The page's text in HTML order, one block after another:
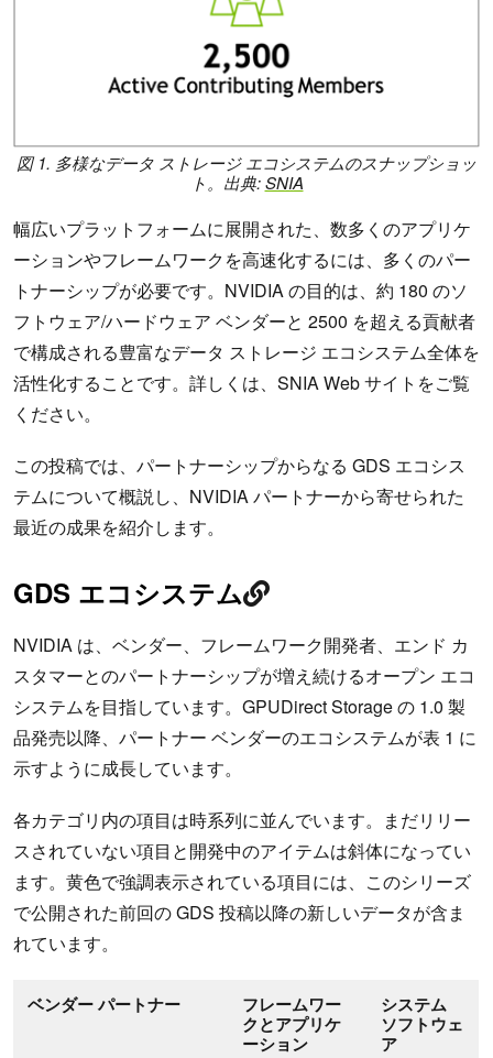
図 1. 多様なデータ ストレージ エコシステムのスナップショッ
ト。出典:SNIA
幅広いプラットフォームに展開された、数多くのアプリケ
ーションやフレームワークを高速化するには、多くのパー
トナーシップが必要です。NVIDIA の目的は、約 180 のソ
フトウェア/ハードウェア ベンダーと 2500 を超える貢献者
で構成される豊富なデータ ストレージ エコシステム全体を
活性化することです。詳しくは、SNIA Web サイトをご覧
ください。
この投稿では、パートナーシップからなる GDS エコシス
テムについて概説し、NVIDIA パートナーから寄せられた
最近の成果を紹介します。
GDS エコシステム
NVIDIA は、ベンダー、フレームワーク開発者、エンド カ
スタマーとのパートナーシップが増え続けるオープン エコ
システムを目指しています。GPUDirect Storage の 1.0 製
品発売以降、パートナー ベンダーのエコシステムが表 1 に
示すように成長しています。
各カテゴリ内の項目は時系列に並んでいます。まだリリー
スされていない項目と開発中のアイテムは斜体になってい
ます。黄色で強調表示されている項目には、このシリーズ
で公開された前回の GDS 投稿以降の新しいデータが含ま
れています。
ベンダー パートナー
フレームワー
クとアプリケ
ーション
システム
ソフトウェ
ア